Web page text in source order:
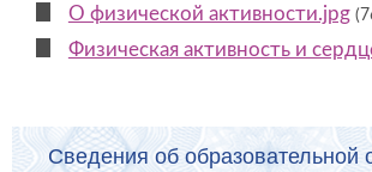
О физической активности.jpg
Физическая активность и
Сведения об образовательной